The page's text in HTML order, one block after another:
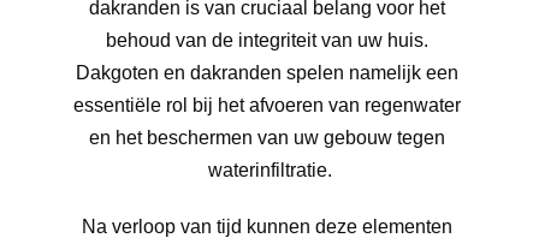
dakranden is van cruciaal belang voor het
behoud van de integriteit van uw huis.
Dakgoten en dakranden spelen namelijk een
essentiële rol bij het afvoeren van regenwater
en het beschermen van uw gebouw tegen
waterinfiltratie.
Na verloop van tijd kunnen deze elementen